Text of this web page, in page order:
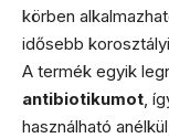
körben
idősebb
A termék egyik
antibiotikumot,
használható